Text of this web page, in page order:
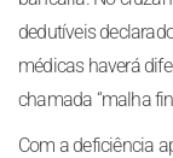
dedutíveis
médicas haverá
chamada “malha
Com a deficiência